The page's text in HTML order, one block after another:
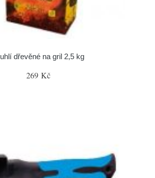
uhlí dřevěné na gril 2,5 kg
269 Kč